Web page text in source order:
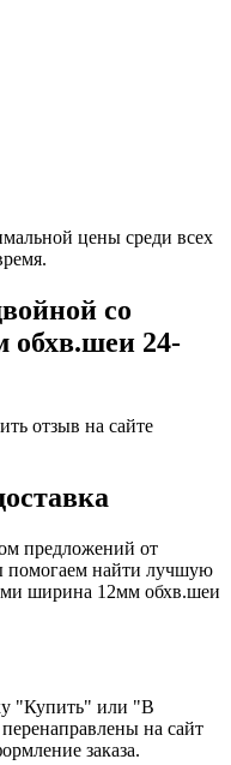
цены среди всех
со
обхв.шеи 24-
отзыв на сайте
предложений от
помогаем найти лучшую
ширина 12мм обхв.шеи
"Купить" или "В
на сайт
заказа.